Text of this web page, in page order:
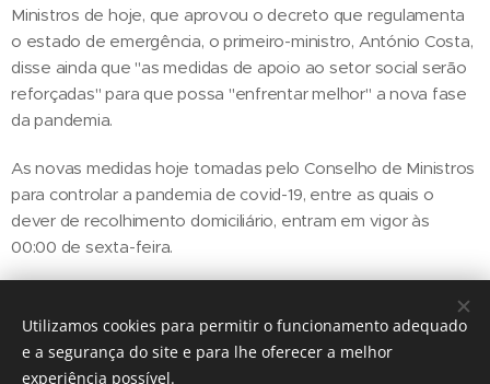
Ministros de hoje, que aprovou o decreto que regulamenta
o estado de emergência, o primeiro-ministro, António Costa,
disse ainda que "as medidas de apoio ao setor social serão
reforçadas" para que possa "enfrentar melhor" a nova fase
da pandemia.
As novas medidas hoje tomadas pelo Conselho de Ministros
para controlar a pandemia de covid-19, entre as quais o
dever de recolhimento domiciliário, entram em vigor às
00:00 de sexta-feira.
Share
Utilizamos cookies para permitir o funcionamento adequado
e a segurança do site e para lhe oferecer a melhor
experiência possível.